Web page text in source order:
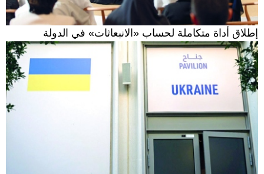
إطلاق أداة متكاملة لحساب «الانبعاثات» في الدولة